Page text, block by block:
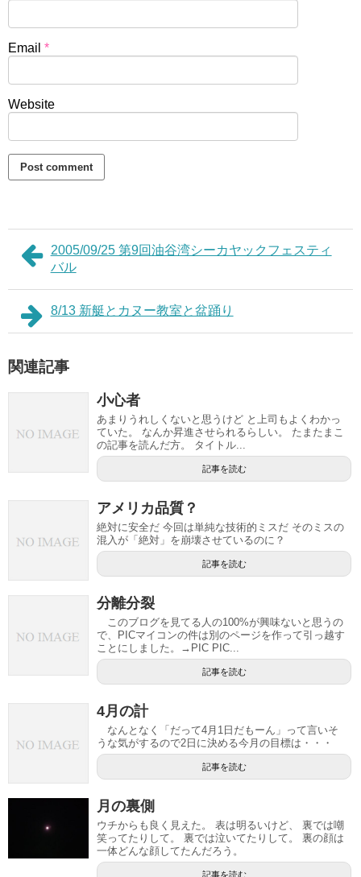
Email *
Website
2005/09/25 第9回油谷湾シーカヤックフェスティ
バル
8/13 新艇とカヌー教室と盆踊り
関連記事
小心者
あまりうれしくないと思うけど と上司もよくわかっ
ていた。 なんか昇進させられるらしい。 たまたまこ
の記事を読んだ方。 タイトル...
記事を読む
アメリカ品質？
絶対に安全だ 今回は単純な技術的ミスだ そのミスの
混入が「絶対」を崩壊させているのに？
記事を読む
分離分裂
このブログを見てる人の100%が興味ないと思うの
で、PICマイコンの件は別のページを作って引っ越す
ことにしました。→PIC PIC...
記事を読む
4月の計
なんとなく「だって4月1日だもーん」って言いそ
うな気がするので2日に決める今月の目標は・・・
記事を読む
月の裏側
ウチからも良く見えた。 表は明るいけど、 裏では嘲
笑ってたりして。 裏では泣いてたりして。 裏の顔は
一体どんな顔してたんだろう。
記事を読む